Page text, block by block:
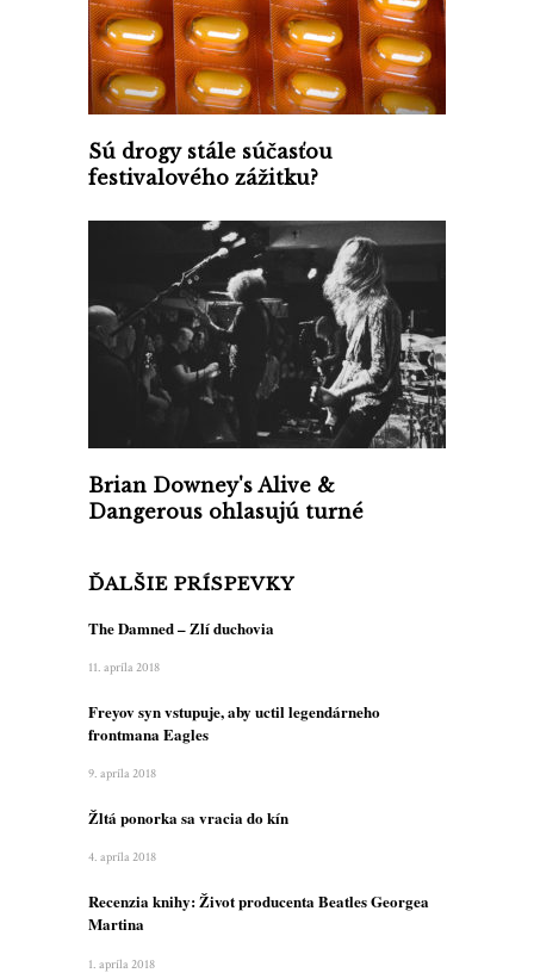
Sú drogy stále súčasťou
festivalového zážitku?
Brian Downey's Alive &
Dangerous ohlasujú turné
ĎALŠIE PRÍSPEVKY
The Damned – Zlí duchovia
11. apríla 2018
Freyov syn vstupuje, aby uctil legendárneho
frontmana Eagles
9. apríla 2018
Žltá ponorka sa vracia do kín
4. apríla 2018
Recenzia knihy: Život producenta Beatles Georgea
Martina
1. apríla 2018